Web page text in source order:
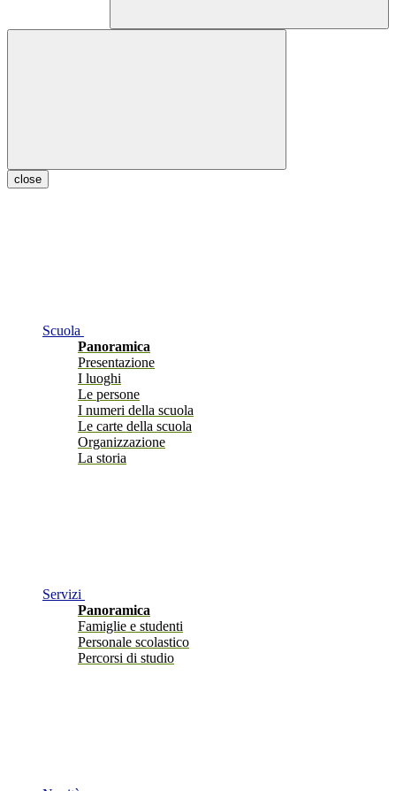
close
Scuola
Panoramica
Presentazione
I luoghi
Le persone
I numeri della scuola
Le carte della scuola
Organizzazione
La storia
Servizi
Panoramica
Famiglie e studenti
Personale scolastico
Percorsi di studio